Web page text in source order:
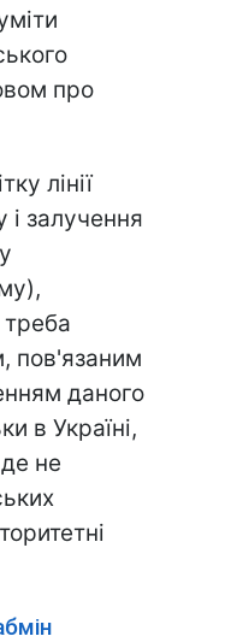
про
лінії
і залучення
треба
пов'язаним
даного
в Україні,
не